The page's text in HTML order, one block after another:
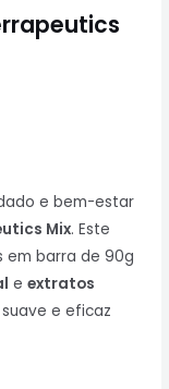
e bem-estar
Mix. Este
em barra de 90g
eextratos
e eficaz